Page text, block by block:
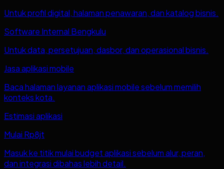
Untuk profil digital, halaman penawaran, dan katalog bisnis.
Software Internal Bengkulu
Untuk data, persetujuan, dasbor, dan operasional bisnis.
Jasa aplikasi mobile
Baca halaman layanan aplikasi mobile sebelum memilih
konteks kota.
Estimasi aplikasi
Mulai Rp8jt
Masuk ke titik mulai budget aplikasi sebelum alur, peran,
dan integrasi dibahas lebih detail.